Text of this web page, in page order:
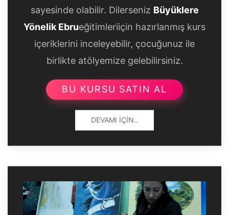
sayesinde olabilir. Dilerseniz Büyüklere
Yönelik Ebrueğitimleriiçin hazırlanmış kurs
içeriklerini inceleyebilir, çocuğunuz ile
birlikte atölyemize gelebilirsiniz.
BU KURSU SATIN AL
DEVAMI İÇIN..